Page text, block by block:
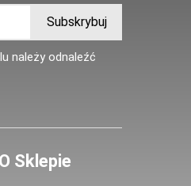
należy odnaleźć
Sklepie